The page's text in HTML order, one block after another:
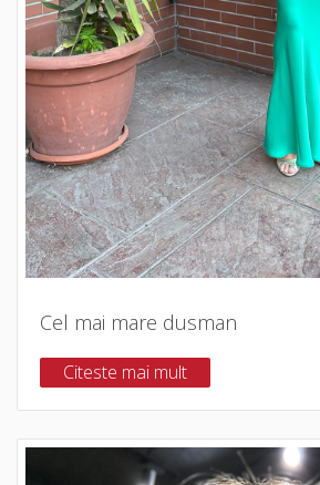
Cel mai mare dusman
Citeste mai mult